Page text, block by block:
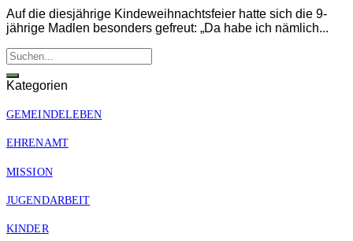
Auf die diesjährige Kindeweihnachtsfeier hatte sich die 9-
jährige Madlen besonders gefreut: „Da habe ich nämlich...
Kategorien
GEMEINDELEBEN
EHRENAMT
MISSION
JUGENDARBEIT
KINDER